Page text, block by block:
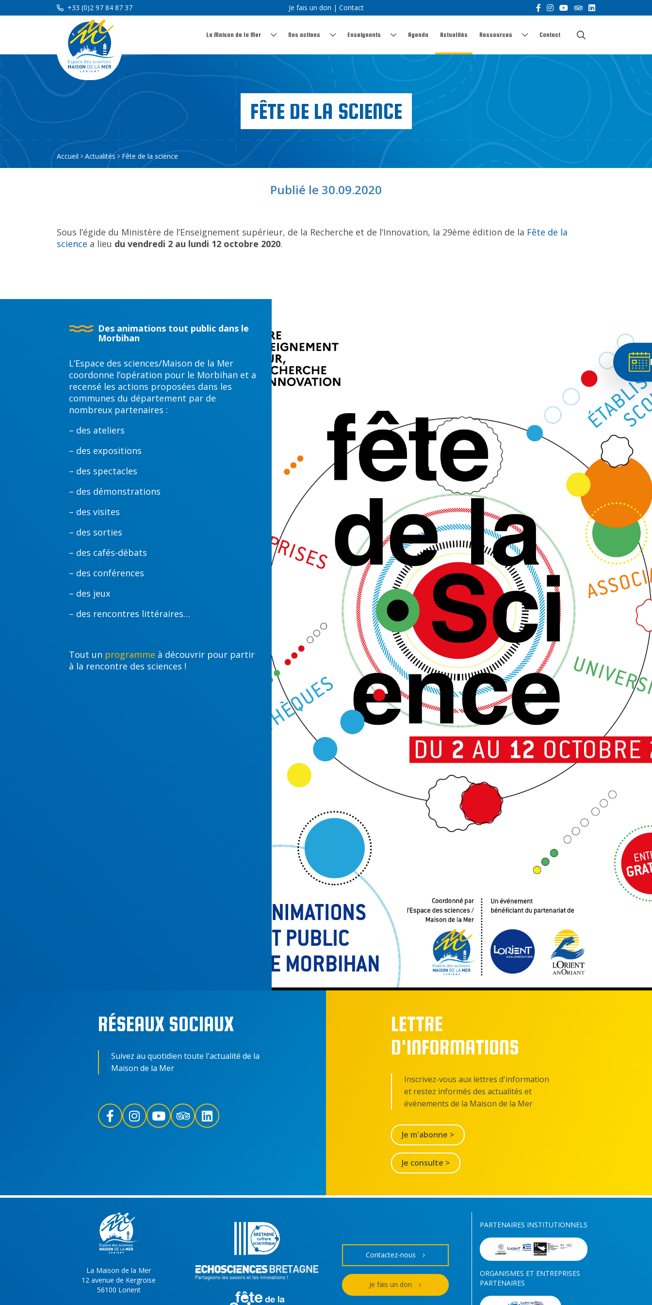
+33 (0)2 97 84 87 37 Je fais un don | Contact
La Maison de la Mer Nos actions Enseignants Agenda Actualités Ressources Contact
FÊTE DE LA SCIENCE
Accueil Actualités Fête de la science
Publié le 30.09.2020
Sous l’égide du Ministère de l’Enseignement supérieur, de la Recherche et de l’Innovation, la 29ème édition de la Fête de la
science a lieu du vendredi 2 au lundi 12 octobre 2020.
Des animations tout public dans le
Morbihan
L’Espace des sciences/Maison de la Mer
coordonne l’opération pour le Morbihan et a
recensé les actions proposées dans les
communes du département par de
nombreux partenaires :
– des ateliers
– des expositions
– des spectacles
– des démonstrations
– des visites
– des sorties
– des cafés-débats
– des conférences
– des jeux
– des rencontres littéraires…
Tout un programme à découvrir pour partir
à la rencontre des sciences !
RÉSEAUX SOCIAUX
Suivez au quotidien toute l'actualité de la
Maison de la Mer
LETTRE
D'INFORMATIONS
Inscrivez-vous aux lettres d'information
et restez informés des actualités et
événements de la Maison de la Mer
Je m'abonne >
Je consulte >
La Maison de la Mer
12 avenue de Kergroise
56100 Lorient
Contactez-nous
Je fais un don
PARTENAIRES INSTITUTIONNELS
ORGANISMES ET ENTREPRISES
PARTENAIRES